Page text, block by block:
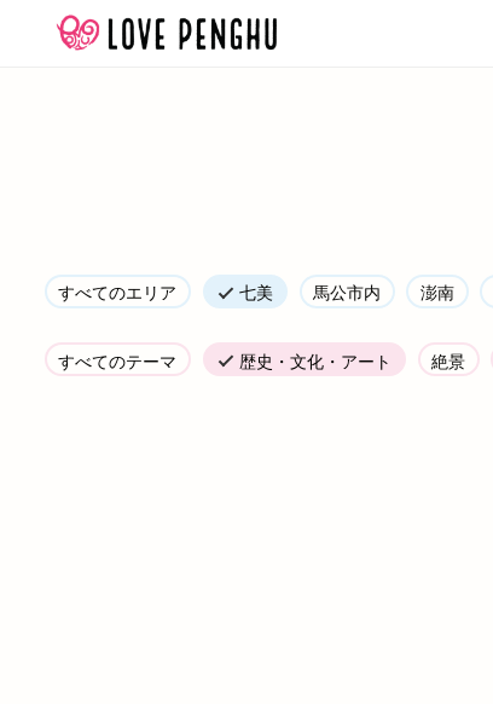
すべてのエリア 馬公市内 澎南
七美
すべてのテーマ 絶景
歴史・文化・アート